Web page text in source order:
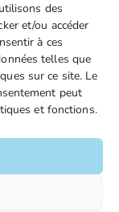
des
et/ou accéder
à ces
telles que
sur ce site. Le
peut
et fonctions.
/ 01 86